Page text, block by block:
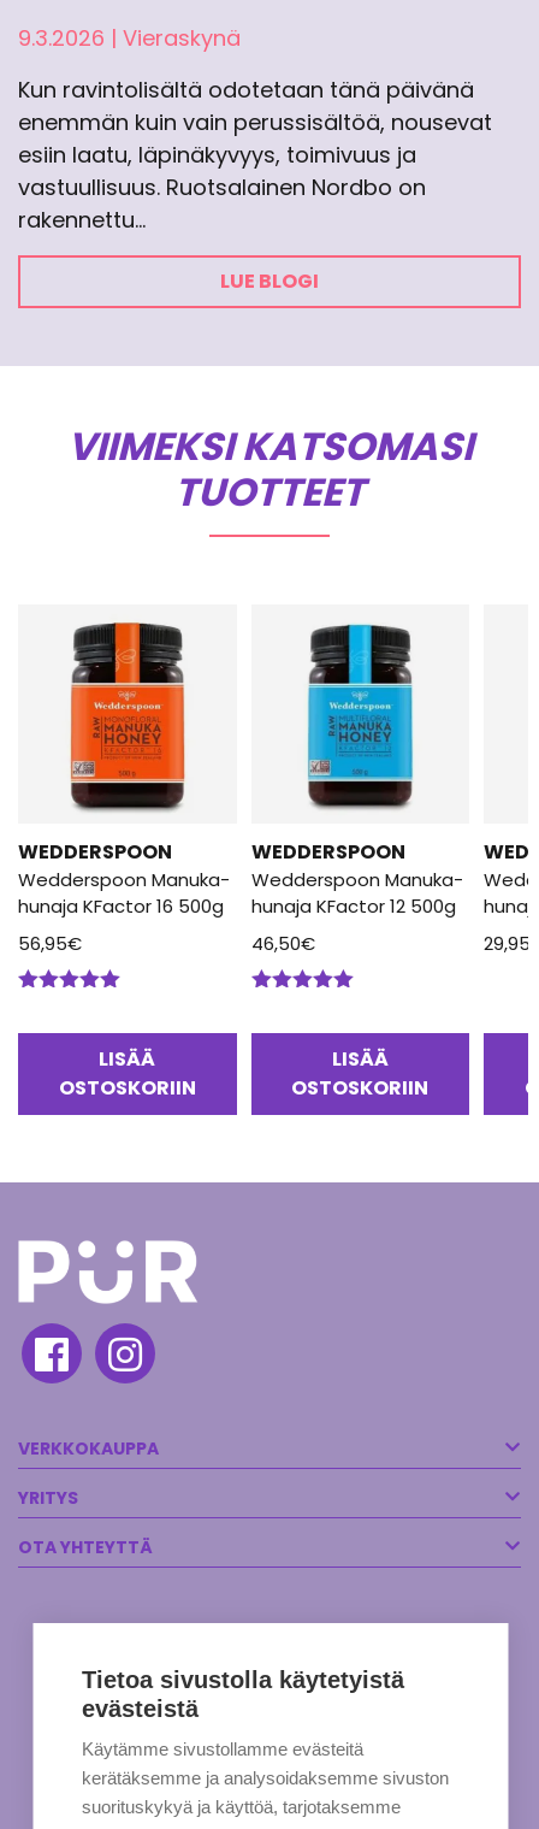
9.3.2026 | Vieraskynä
Kun ravintolisältä odotetaan tänä päivänä
enemmän kuin vain perussisältöä, nousevat
esiin laatu, läpinäkyvyys, toimivuus ja
vastuullisuus. Ruotsalainen Nordbo on
rakennettu…
LUE BLOGI
VIIMEKSI KATSOMASI
TUOTTEET
WEDDERSPOON
Wedderspoon Manuka-
hunaja KFactor 16 500g
56,95€
LISÄÄ
OSTOSKORIIN
WEDDERSPOON
Wedderspoon Manuka-
hunaja KFactor 12 500g
46,50€
LISÄÄ
OSTOSKORIIN
29,95
VERKKOKAUPPA
YRITYS
OTA YHTEYTTÄ
Tietoa sivustolla käytetyistä
evästeistä
Käytämme sivustollamme evästeitä
kerätäksemme ja analysoidaksemme sivuston
suorituskykyä ja käyttöä, tarjotaksemme